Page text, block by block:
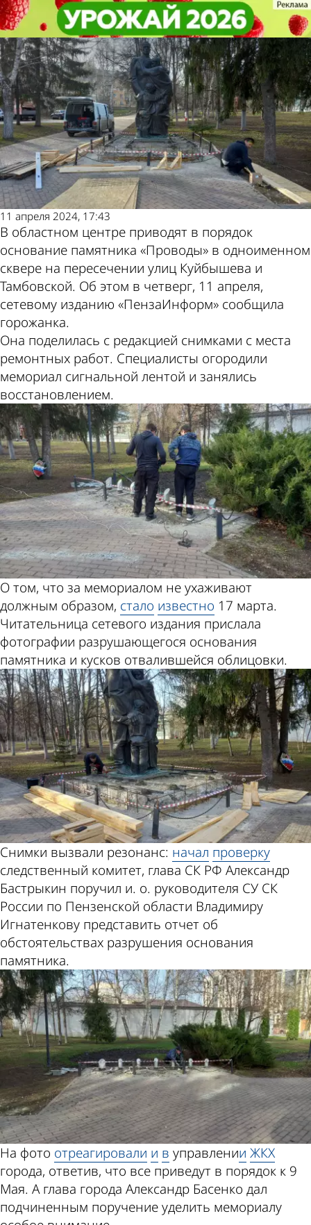
Памятник «Проводы» в Пензе
начали восстанавливать
Из жизни
11 апреля 2024, 17:43
В областном центре приводят в порядок
основание памятника «Проводы» в одноименном
сквере на пересечении улиц Куйбышева и
Тамбовской. Об этом в четверг, 11 апреля,
сетевому изданию «ПензаИнформ» сообщила
горожанка.
Она поделилась с редакцией снимками с места
ремонтных работ. Специалисты огородили
мемориал сигнальной лентой и занялись
восстановлением.
О том, что за мемориалом не ухаживают
должным образом, стало известно 17 марта.
Читательница сетевого издания прислала
фотографии разрушающегося основания
памятника и кусков отвалившейся облицовки.
Снимки вызвали резонанс: начал проверку
следственный комитет, глава СК РФ Александр
Бастрыкин поручил и. о. руководителя СУ СК
России по Пензенской области Владимиру
Игнатенкову представить отчет об
обстоятельствах разрушения основания
памятника.
На фото отреагировали и в управлении ЖКХ
города, ответив, что все приведут в порядок к 9
Мая. А глава города Александр Басенко дал
подчиненным поручение уделить мемориалу
Памятник «Проводы» в Пензе
начали восстанавливать
Из жизни
Другие
новости по
теме
Погода и
курсы валют
в Пензе